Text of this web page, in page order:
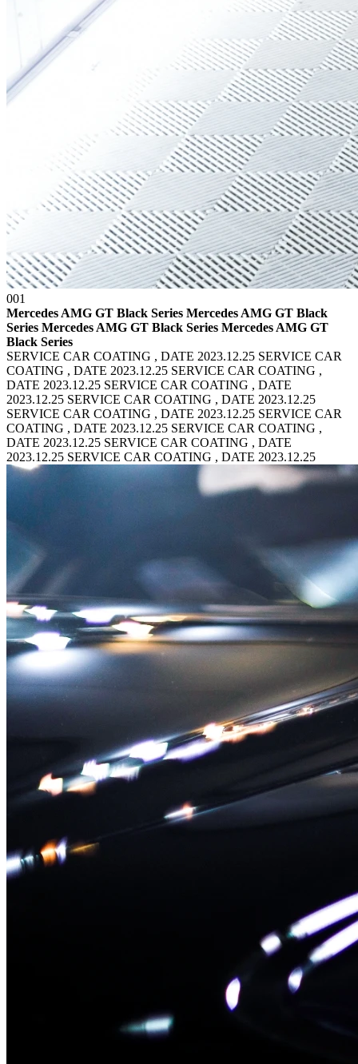
001
Mercedes AMG GT Black Series Mercedes AMG GT Black
Series Mercedes AMG GT Black Series Mercedes AMG GT
Black Series
SERVICE CAR COATING , DATE 2023.12.25 SERVICE CAR
COATING , DATE 2023.12.25 SERVICE CAR COATING ,
DATE 2023.12.25 SERVICE CAR COATING , DATE
2023.12.25 SERVICE CAR COATING , DATE 2023.12.25
SERVICE CAR COATING , DATE 2023.12.25 SERVICE CAR
COATING , DATE 2023.12.25 SERVICE CAR COATING ,
DATE 2023.12.25 SERVICE CAR COATING , DATE
2023.12.25 SERVICE CAR COATING , DATE 2023.12.25